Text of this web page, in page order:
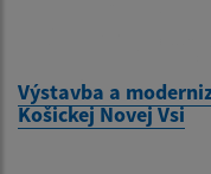
Výstavba a
Košickej Novej Vsi